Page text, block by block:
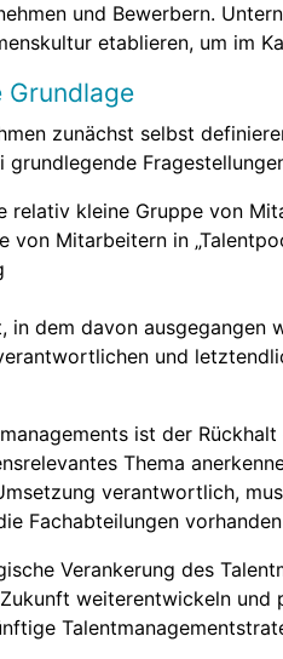
und Bewerbern.
etablieren, um im
Grundlage
zunächst selbst
relativ kleine Gruppe von
von Mitarbeitern in
dem davon ausgegangen
und
ist der
Thema
verantwortlich,
Fachabteilungen
Verankerung des
weiterentwickeln